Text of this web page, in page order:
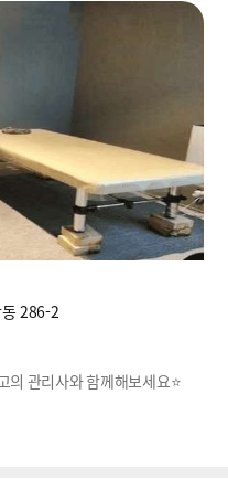
286-2
의 관리사와 함께해보세요⭐️